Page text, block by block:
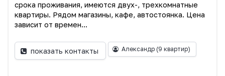
срока проживания, имеются двух-, трехкомнатные
квартиры. Рядом магазины, кафе, автостоянка. Цена
зависит от времен...
показать контакты Александр (9 квартир)